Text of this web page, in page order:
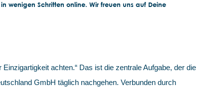
wenigen Schritten online. Wir freuen uns auf Deine
achten.“ Das ist die zentrale Aufgabe, der die
GmbH täglich nachgehen. Verbunden durch